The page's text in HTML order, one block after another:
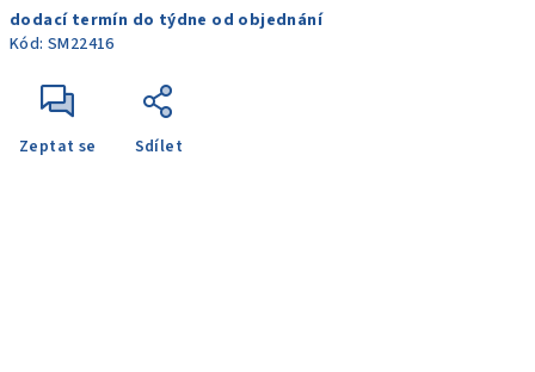
cena:
dodací termín do týdne od objednání
Kód: SM22416
Zeptat se Sdílet